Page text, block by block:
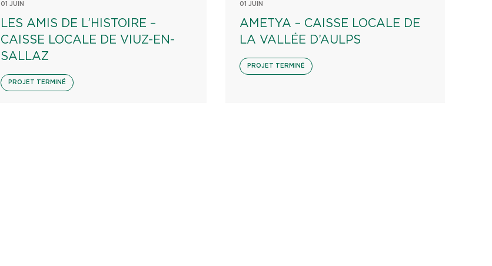
01 JUIN
LES AMIS DE L’HISTOIRE –
CAISSE LOCALE DE VIUZ-EN-
SALLAZ
PROJET TERMINÉ
01 JUIN
AMETYA – CAISSE LOCALE DE
LA VALLÉE D’AULPS
PROJET TERMINÉ